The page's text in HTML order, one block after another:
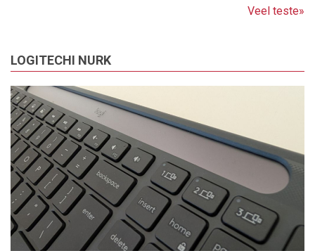
Veel teste»
LOGITECHI NURK